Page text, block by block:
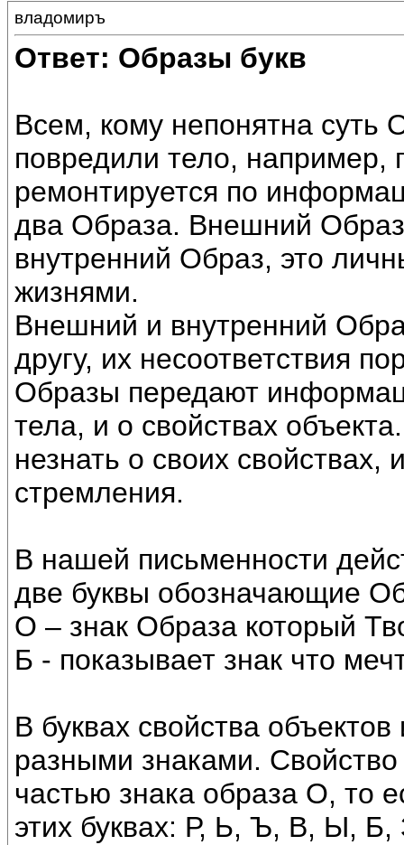
владомиръ
Ответ: Образы букв
Всем, кому непонятна суть
повредили тело, например,
ремонтируется по
два Образа. Внешний
внутренний Образ, это
жизнями.
Внешний и внутренний
другу, их несоответствия
Образы передают
тела, и о свойствах
незнать о своих свойствах,
стремления.
В нашей письменности
две буквы обозначающие
О – знак Образа который
Б - показывает знак что
В буквах свойства
разными знаками.
частью знака образа О, то
этих буквах: Р, Ь, Ъ, В, Ы, Б,